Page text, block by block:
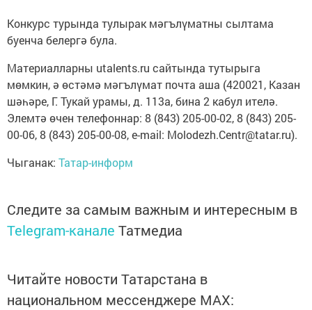
Конкурс турында тулырак мәгълүматны сылтама
буенча белергә була.
Материалларны utalents.ru сайтында тутырыга
мөмкин, ә өстәмә мәгълүмат почта аша (420021, Казан
шәһәре, Г. Тукай урамы, д. 113а, бина 2 кабул ителә.
Элемтә өчен телефоннар: 8 (843) 205-00-02, 8 (843) 205-
00-06, 8 (843) 205-00-08, e-mail: Molodezh.Centr@tatar.ru).
Чыганак: Татар-информ
Следите за самым важным и интересным в
Telegram-канале Татмедиа
Читайте новости Татарстана в
национальном мессенджере MАХ: